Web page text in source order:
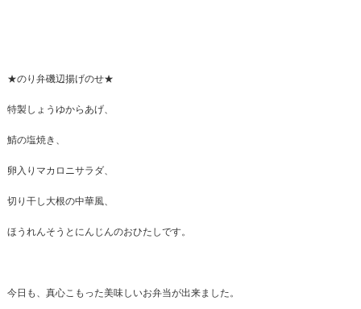
★のり弁磯辺揚げのせ★
特製しょうゆからあげ、
鯖の塩焼き、
卵入りマカロニサラダ、
切り干し大根の中華風、
ほうれんそうとにんじんのおひたしです。
今日も、真心こもった美味しいお弁当が出来ました。